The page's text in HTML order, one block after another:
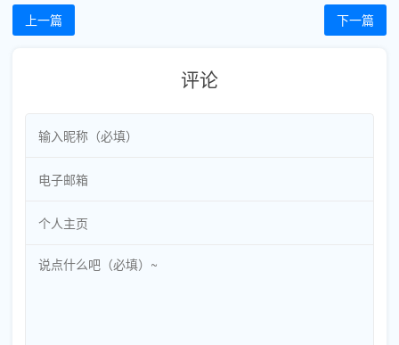
上一篇 下一篇
评论